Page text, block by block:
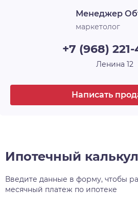
два детских сада и
. Расположенный в районе с
важнейших транспортных
Димитровским мостом и
интересным предложением
недвижимости Новосибирска.
Менеджер
маркетолог
+7 (968)
Ленина 12
Написать
Ипотечный
Введите данные в форму, чтобы
месячный платеж по ипотеке